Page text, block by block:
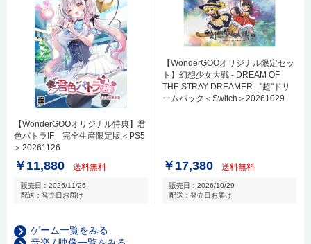
【WonderGOOオリジナル特典】君
色パトラIF 完全生産限定版＜PS5
＞20261126
￥11,880 送料無料
販売日：2026/11/26
配送：発売日お届け
【WonderGOOオリジナル限定セッ
ト】幻想少女大戦 - DREAM OF
THE STRAY DREAMER - "超"ドリ
ームパック＜Switch＞20261029
￥17,380 送料無料
販売日：2026/10/29
配送：発売日お届け
ゲーム一覧をみる